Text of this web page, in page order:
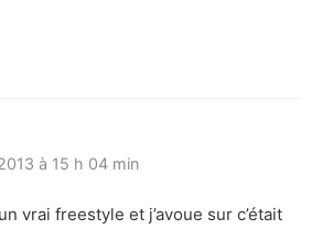
à 15 h 04 min
vrai freestyle et j’avoue sur c’était